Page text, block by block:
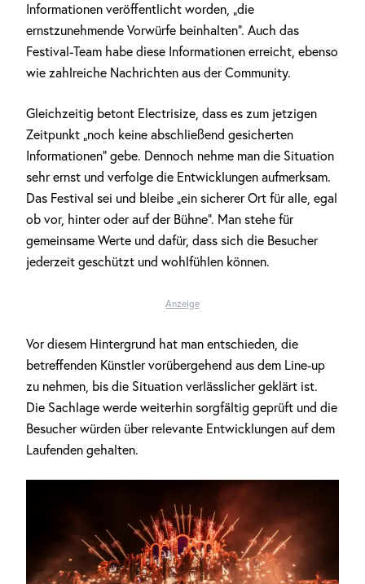
Informationen veröffentlicht worden, „die
ernstzunehmende Vorwürfe beinhalten“. Auch das
Festival-Team habe diese Informationen erreicht, ebenso
wie zahlreiche Nachrichten aus der Community.
Gleichzeitig betont Electrisize, dass es zum jetzigen
Zeitpunkt „noch keine abschließend gesicherten
Informationen“ gebe. Dennoch nehme man die Situation
sehr ernst und verfolge die Entwicklungen aufmerksam.
Das Festival sei und bleibe „ein sicherer Ort für alle, egal
ob vor, hinter oder auf der Bühne“. Man stehe für
gemeinsame Werte und dafür, dass sich die Besucher
jederzeit geschützt und wohlfühlen können.
Anzeige
Vor diesem Hintergrund hat man entschieden, die
betreffenden Künstler vorübergehend aus dem Line-up
zu nehmen, bis die Situation verlässlicher geklärt ist.
Die Sachlage werde weiterhin sorgfältig geprüft und die
Besucher würden über relevante Entwicklungen auf dem
Laufenden gehalten.